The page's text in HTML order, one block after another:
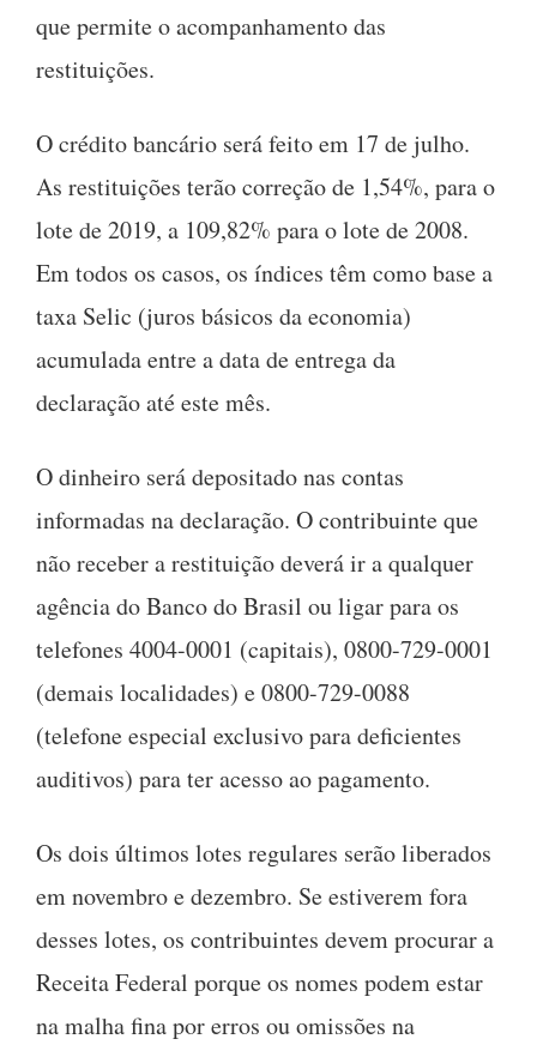
que permite o acompanhamento das
restituições.
O crédito bancário será feito em 17 de julho.
As restituições terão correção de 1,54%, para o
lote de 2019, a 109,82% para o lote de 2008.
Em todos os casos, os índices têm como base a
taxa Selic (juros básicos da economia)
acumulada entre a data de entrega da
declaração até este mês.
O dinheiro será depositado nas contas
informadas na declaração. O contribuinte que
não receber a restituição deverá ir a qualquer
agência do Banco do Brasil ou ligar para os
telefones 4004-0001 (capitais), 0800-729-0001
(demais localidades) e 0800-729-0088
(telefone especial exclusivo para deficientes
auditivos) para ter acesso ao pagamento.
Os dois últimos lotes regulares serão liberados
em novembro e dezembro. Se estiverem fora
desses lotes, os contribuintes devem procurar a
Receita Federal porque os nomes podem estar
na malha fina por erros ou omissões na